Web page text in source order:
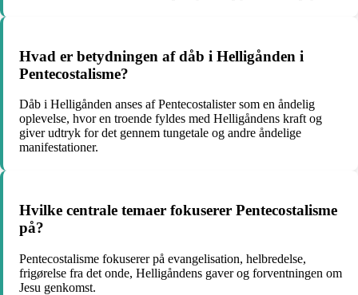
Hvad er betydningen af dåb i Helligånden i
Pentecostalisme?
Dåb i Helligånden anses af Pentecostalister som en åndelig
oplevelse, hvor en troende fyldes med Helligåndens kraft og
giver udtryk for det gennem tungetale og andre åndelige
manifestationer.
Hvilke centrale temaer fokuserer Pentecostalisme
på?
Pentecostalisme fokuserer på evangelisation, helbredelse,
frigørelse fra det onde, Helligåndens gaver og forventningen om
Jesu genkomst.